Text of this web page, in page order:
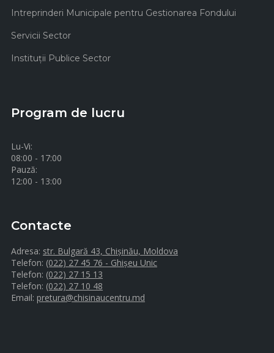
Intreprinderi Municipale pentru Gestionarea Fondului
Servicii Sector
Instituţii Publice Sector
Program de lucru
Lu-Vi:
08:00 - 17:00
Pauză:
12:00 - 13:00
Contacte
Adresa: str. Bulgară 43, Chișinău, Moldova
Telefon: (022) 27 45 76 - Ghișeu Unic
Telefon: (022) 27 15 13
Telefon: (022) 27 10 48
Email: pretura@chisinaucentru.md